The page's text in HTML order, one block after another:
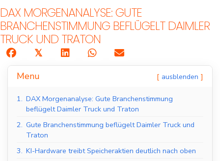
DAX MORGENANALYSE: GUTE
BRANCHENSTIMMUNG BEFLÜGELT DAIMLER
TRUCK UND TRATON
𝕏
Menu ausblenden
1. DAX Morgenanalyse: Gute Branchenstimmung
beflügelt Daimler Truck und Traton
2. Gute Branchenstimmung beflügelt Daimler Truck und
Traton
3. KI-Hardware treibt Speicheraktien deutlich nach oben